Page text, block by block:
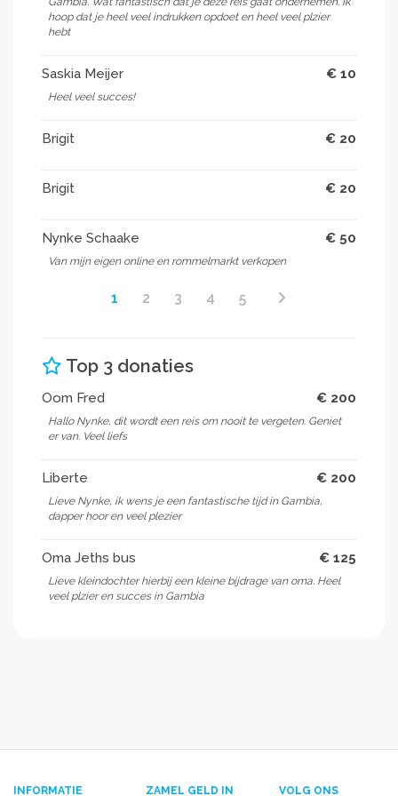
hoop dat je heel veel indrukken opdoet en heel veel plzier
hebt
Saskia Meijer € 10
Heel veel succes!
Brigit € 20
Brigit € 20
Nynke Schaake € 50
Van mijn eigen online en rommelmarkt verkopen
1 2 3 4 5
Top 3 donaties
Oom Fred € 200
Hallo Nynke, dit wordt een reis om nooit te vergeten. Geniet
er van. Veel liefs
Liberte € 200
Lieve Nynke, ik wens je een fantastische tijd in Gambia,
dapper hoor en veel plezier
Oma Jeths bus € 125
Lieve kleindochter hierbij een kleine bijdrage van oma. Heel
veel plzier en succes in Gambia
INFORMATIE ZAMEL GELD IN VOLG ONS